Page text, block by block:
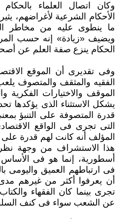
وكان اتصال العلماء
الأحكام الشرعية لأغراضهم،
ما ينطوى عليه من مخاطر
ويضيف «زيادة» إنه حسب
الحكام ينزع صفة العلم عن
وفى تقديرى أن الموقع
الفقيه والمثقف والمتصوف
الموقف والاختيارات
يشكل الاستثناء الذى يؤكدها
قدرة المتصوفة على التنبؤ
التى تجرى فى الواقع
المؤلف أنه كانت لهم قدرة
هذا الاستشراف من وجهة
أسطورية، إنما هو فى
فى ارتباطهم العميق واليومى
أن يعرفوا أكثر من غيرهم مدى
تجرى بينما كان الفقهاء
عن الشعب سواء فى كنف